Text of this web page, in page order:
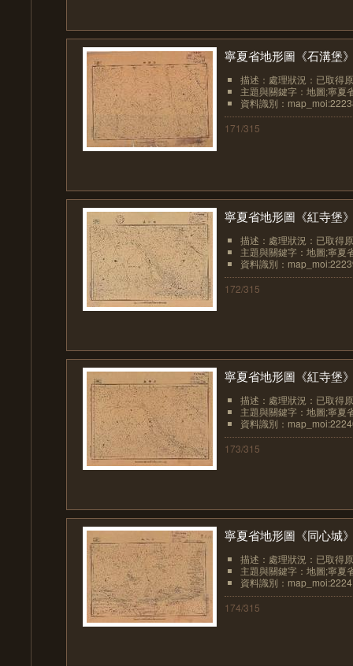
寧夏省地形圖《石溝堡
描述：處理狀況：已取得
主題與關鍵字：地圖;寧夏
資料識別：
171/315
寧夏省地形圖《紅寺堡
描述：處理狀況：已取得
主題與關鍵字：地圖;寧夏
資料識別：
172/315
寧夏省地形圖《紅寺堡
描述：處理狀況：已取得
主題與關鍵字：地圖;寧夏
資料識別：
173/315
寧夏省地形圖《同心城
描述：處理狀況：已取得
主題與關鍵字：地圖;寧夏
資料識別：
174/315